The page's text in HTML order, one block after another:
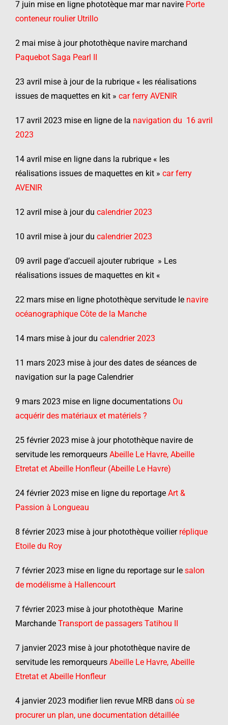
7 juin mise en ligne phototèque mar mar navire Porte
conteneur roulier Utrillo
2 mai mise à jour photothèque navire marchand
Paquebot Saga Pearl II
23 avril mise à jour de la rubrique « les réalisations
issues de maquettes en kit » car ferry AVENIR
17 avril 2023 mise en ligne de la navigation du 16 avril
2023
14 avril mise en ligne dans la rubrique « les
réalisations issues de maquettes en kit » car ferry
AVENIR
12 avril mise à jour du calendrier 2023
10 avril mise à jour du calendrier 2023
09 avril page d’accueil ajouter rubrique » Les
réalisations issues de maquettes en kit «
22 mars mise en ligne photothèque servitude le navire
océanographique Côte de la Manche
14 mars mise à jour du calendrier 2023
11 mars 2023 mise à jour des dates de séances de
navigation sur la page Calendrier
9 mars 2023 mise en ligne documentations Ou
acquérir des matériaux et matériels ?
25 février 2023 mise à jour photothèque navire de
servitude les remorqueurs Abeille Le Havre, Abeille
Etretat et Abeille Honfleur (Abeille Le Havre)
24 février 2023 mise en ligne du reportage Art &
Passion à Longueau
8 février 2023 mise à jour photothèque voilier réplique
Etoile du Roy
7 février 2023 mise en ligne du reportage sur le salon
de modélisme à Hallencourt
7 février 2023 mise à jour photothèque Marine
Marchande Transport de passagers Tatihou II
7 janvier 2023 mise à jour photothèque navire de
servitude les remorqueurs Abeille Le Havre, Abeille
Etretat et Abeille Honfleur
4 janvier 2023 modifier lien revue MRB dans où se
procurer un plan, une documentation détaillée